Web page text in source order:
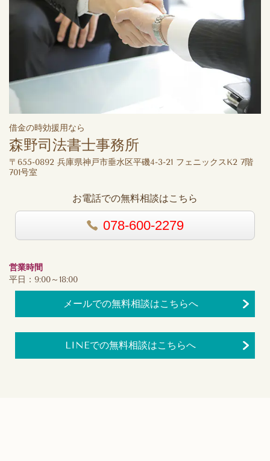
借金の時効援用なら
森野司法書士事務所
〒655-0892 兵庫県神戸市垂水区平磯4-3-21 フェニックスK2 7階
701号室
お電話での無料相談はこちら
078-600-2279
営業時間
平日：9:00～18:00
メールでの無料相談はこちらへ
LINEでの無料相談はこちらへ